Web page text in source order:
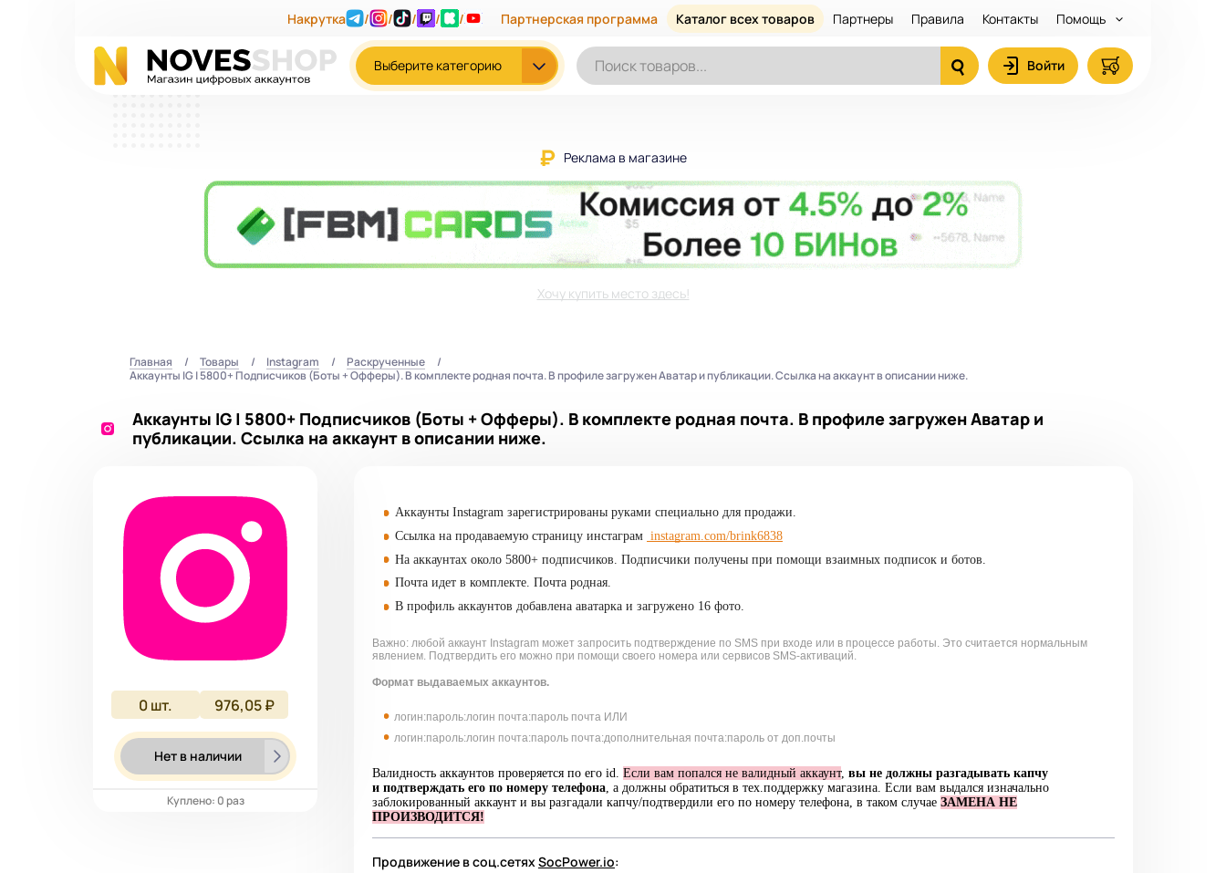
Накрутка / / / / / Партнерская программа Каталог всех товаров Партнеры Правила Контакты Помощь
Выберите категорию Войти
Реклама в магазине
Хочу купить место здесь!
Главная Товары Instagram
Раскрученные
Аккаунты IG | 5800+ Подписчиков (Боты + Офферы). В комплекте родная почта. В профиле загружен Аватар и публикации. Ссылка на аккаунт в описании ниже.
Аккаунты IG | 5800+ Подписчиков (Боты + Офферы). В комплекте родная почта. В профиле загружен Аватар и
публикации. Ссылка на аккаунт в описании ниже.
0шт. 976,05 ₽
Нет в наличии
Куплено: 0 раз
Аккаунты Instagram зарегистрированы руками специально для продажи.
Ссылка на продаваемую страницу инстаграм instagram.com/brink6838
На аккаунтах около 5800+ подписчиков. Подписчики получены при помощи взаимных подписок и ботов.
Почта идет в комплекте. Почта родная.
В профиль аккаунтов добавлена аватарка и загружено 16 фото.
Важно: любой аккаунт Instagram может запросить подтверждение по SMS при входе или в процессе работы. Это считается нормальным
явлением. Подтвердить его можно при помощи своего номера или сервисов SMS-активаций.
Формат выдаваемых аккаунтов.
логин:пароль:логин почта:пароль почта ИЛИ
логин:пароль:логин почта:пароль почта:дополнительная почта:пароль от доп.почты
Валидность аккаунтов проверяется по его id. Если вам попался не валидный аккаунт, вы не должны разгадывать капчу
и подтверждать его по номеру телефона , а должны обратиться в тех.поддержку магазина. Если вам выдался изначально
заблокированный аккаунт и вы разгадали капчу/подтвердили его по номеру телефона, в таком случае ЗАМЕНА НЕ
ПРОИЗВОДИТСЯ!
Продвижение в соц.сетяхSocPower.io: